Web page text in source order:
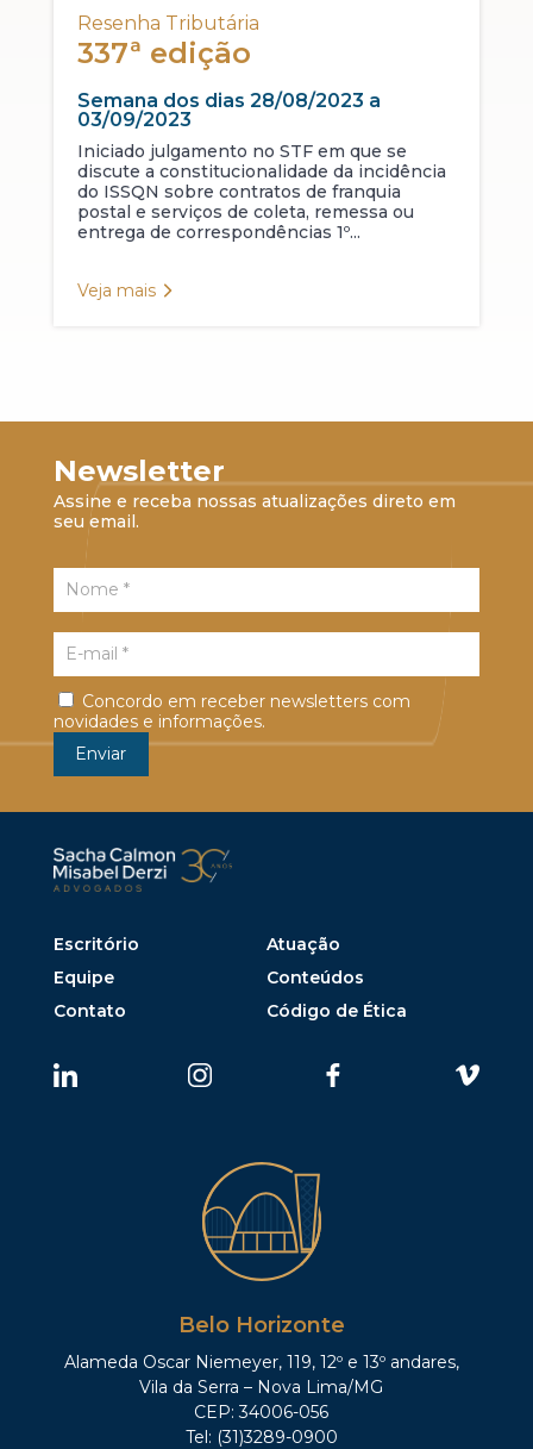
Resenha Tributária
337ª edição
Semana dos dias 28/08/2023 a
03/09/2023
Iniciado julgamento no STF em que se
discute a constitucionalidade da incidência
do ISSQN sobre contratos de franquia
postal e serviços de coleta, remessa ou
entrega de correspondências 1º...
Veja mais
Newsletter
Assine e receba nossas atualizações direto em
seu email.
Concordo em receber newsletters com
novidades e informações.
Escritório
Atuação
Equipe
Conteúdos
Contato
Código de Ética
Belo Horizonte
Alameda Oscar Niemeyer, 119, 12º e 13º andares,
Vila da Serra – Nova Lima/MG
CEP: 34006-056
Tel: (31)3289-0900